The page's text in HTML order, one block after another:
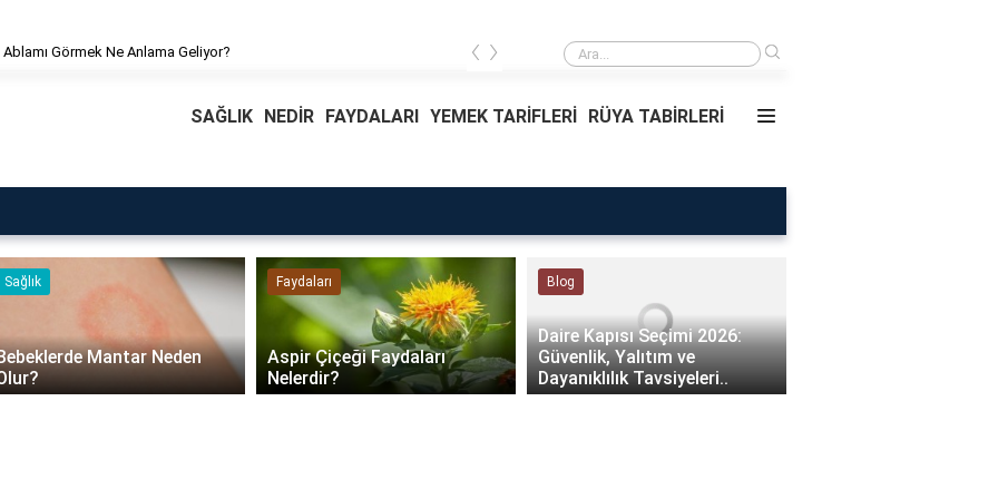
Görmek Ne Anlama Geliyor? Rüyada Ablamı Görmek Ne Anlama Geliyor?
‹ ›
SAĞLIK NEDİR FAYDALARI YEMEK TARİFLERİ RÜYA TABİRLERİ
Faydaları
Çiçeği Faydaları
Blog
Daire Kapısı Seçimi 2026:
Güvenlik, Yalıtım ve
Dayanıklılık Tavsiyeleri..
Rüya Tabirleri
Rüyada Ablamı Görmek Ne
Anlama Geliyor?